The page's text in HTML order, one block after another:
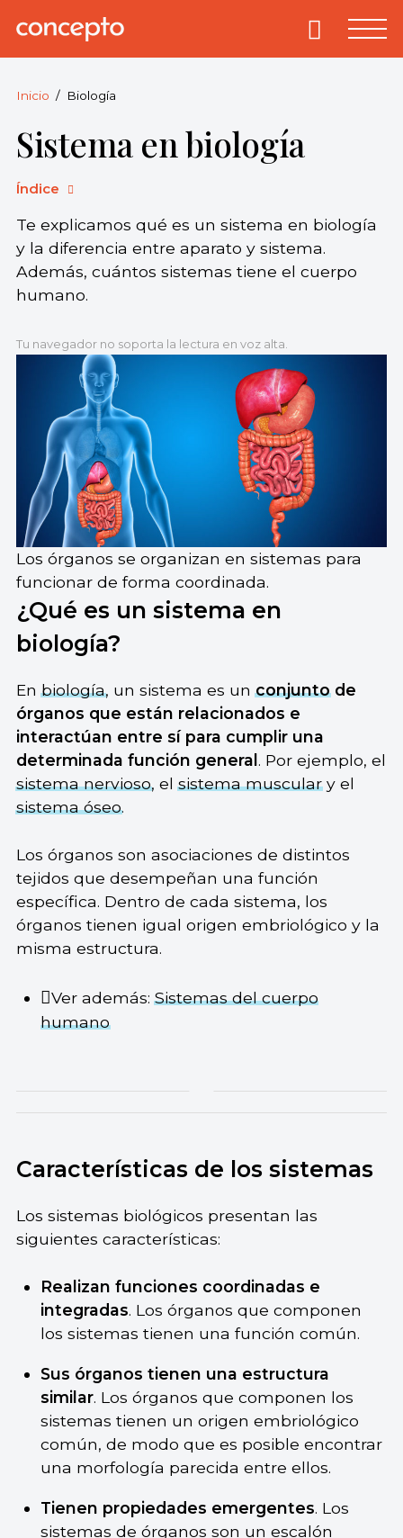
Concepto.
derechos
reservados.
Primary
Inicio Biología
Sistema en biología
Índice
Te explicamos qué es un sistema en biología
y la diferencia entre aparato y sistema.
Además, cuántos sistemas tiene el cuerpo
humano.
Tu navegador no soporta la lectura en voz alta.
Los órganos se organizan en sistemas para
funcionar de forma coordinada.
¿Qué es un sistema en
biología?
Enbiología, un sistema es unconjuntode
órganos que están relacionados e
interactúan entre sí para cumplir una
determinada función general . Por ejemplo, el
sistema nervioso, elsistema musculary el
sistema óseo.
Los órganos son asociaciones de distintos
tejidos que desempeñan una función
específica. Dentro de cada sistema, los
órganos tienen igual origen embriológico y la
misma estructura.
Ver además:Sistemas del cuerpo
humano
Características de los sistemas
Los sistemas biológicos presentan las
siguientes características:
Realizan funciones coordinadas e
integradas. Los órganos que componen
los sistemas tienen una función común.
Sus órganos tienen una estructura
similar. Los órganos que componen los
sistemas tienen un origen embriológico
común, de modo que es posible encontrar
una morfología parecida entre ellos.
Tienen propiedades emergentes. Los
sistemas de órganos son un escalón